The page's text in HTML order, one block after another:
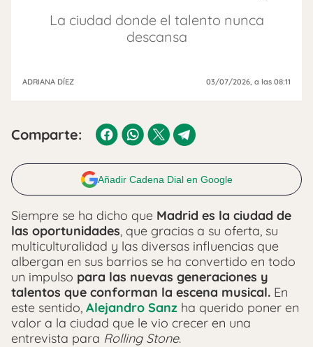
La ciudad donde el talento nunca
descansa
ADRIANA DÍEZ 03/07/2026, a las 08:11
Comparte:
Añadir Cadena Dial en Google
Siempre se ha dicho que Madrid es la ciudad de
las oportunidades, que gracias a su oferta, su
multiculturalidad y las diversas influencias que
albergan en sus barrios se ha convertido en todo
un impulso para las nuevas generaciones y
talentos que conforman la escena musical. En
este sentido, Alejandro Sanz ha querido poner en
valor a la ciudad que le vio crecer en una
entrevista para Rolling Stone.